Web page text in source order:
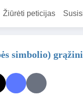
Žiūrėti peticijas
simbolio)